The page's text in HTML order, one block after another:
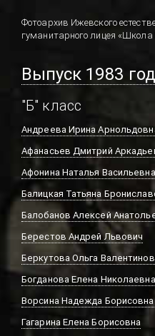
Фотоархив Ижевского
гуманитарного лицея
Выпуск 1983
"Б" класс
Андреева Ирина
Афанасьев Дмитрий
Афонина Наталья Васильевна
Балицкая Татьяна
Балобанов Алексей
Берестов Андрей Львович
Беркутова Ольга
Богданова Елена Николаевна
Ворсина Надежда Борисовна
Гагарина Елена Борисовна